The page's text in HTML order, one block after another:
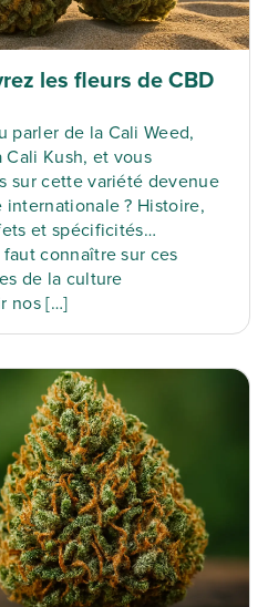
les fleurs de CBD
parler de la Cali Weed,
Cali Kush, et vous
sur cette variété devenue
? Histoire,
et spécificités…
connaître sur ces
de la culture
nos […]